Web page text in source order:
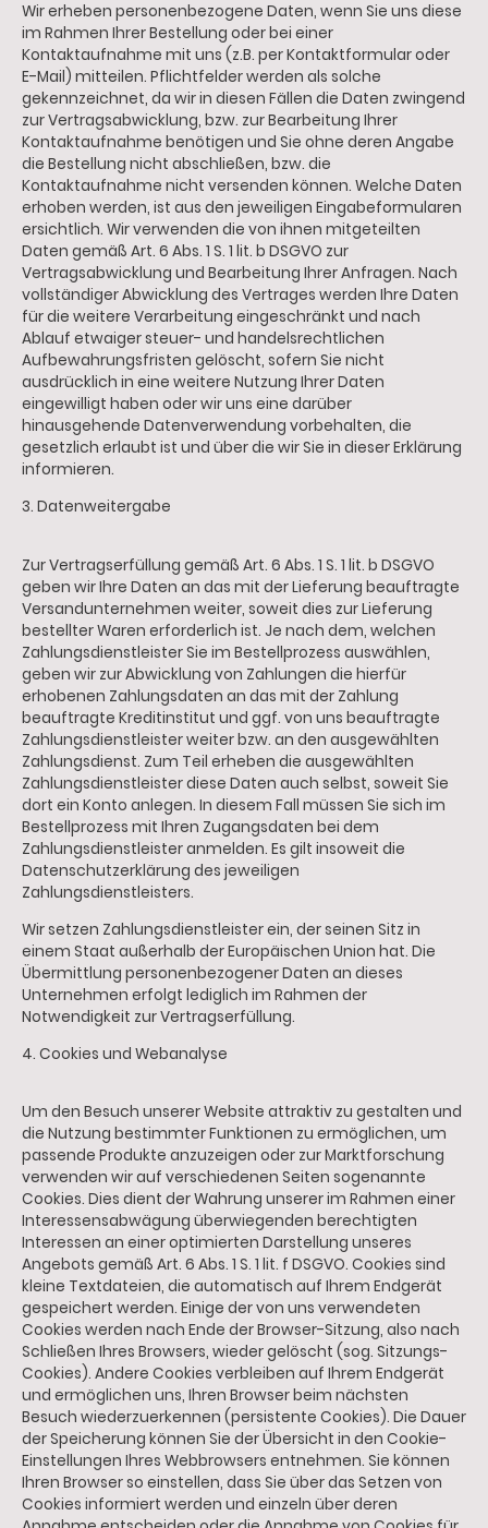
Wir erheben personenbezogene Daten, wenn Sie uns diese
im Rahmen Ihrer Bestellung oder bei einer
Kontaktaufnahme mit uns (z.B. per Kontaktformular oder
E-Mail) mitteilen. Pflichtfelder werden als solche
gekennzeichnet, da wir in diesen Fällen die Daten zwingend
zur Vertragsabwicklung, bzw. zur Bearbeitung Ihrer
Kontaktaufnahme benötigen und Sie ohne deren Angabe
die Bestellung nicht abschließen, bzw. die
Kontaktaufnahme nicht versenden können. Welche Daten
erhoben werden, ist aus den jeweiligen Eingabeformularen
ersichtlich. Wir verwenden die von ihnen mitgeteilten
Daten gemäß Art. 6 Abs. 1 S. 1 lit. b DSGVO zur
Vertragsabwicklung und Bearbeitung Ihrer Anfragen. Nach
vollständiger Abwicklung des Vertrages werden Ihre Daten
für die weitere Verarbeitung eingeschränkt und nach
Ablauf etwaiger steuer- und handelsrechtlichen
Aufbewahrungsfristen gelöscht, sofern Sie nicht
ausdrücklich in eine weitere Nutzung Ihrer Daten
eingewilligt haben oder wir uns eine darüber
hinausgehende Datenverwendung vorbehalten, die
gesetzlich erlaubt ist und über die wir Sie in dieser Erklärung
informieren.
3. Datenweitergabe
Zur Vertragserfüllung gemäß Art. 6 Abs. 1 S. 1 lit. b DSGVO
geben wir Ihre Daten an das mit der Lieferung beauftragte
Versandunternehmen weiter, soweit dies zur Lieferung
bestellter Waren erforderlich ist. Je nach dem, welchen
Zahlungsdienstleister Sie im Bestellprozess auswählen,
geben wir zur Abwicklung von Zahlungen die hierfür
erhobenen Zahlungsdaten an das mit der Zahlung
beauftragte Kreditinstitut und ggf. von uns beauftragte
Zahlungsdienstleister weiter bzw. an den ausgewählten
Zahlungsdienst. Zum Teil erheben die ausgewählten
Zahlungsdienstleister diese Daten auch selbst, soweit Sie
dort ein Konto anlegen. In diesem Fall müssen Sie sich im
Bestellprozess mit Ihren Zugangsdaten bei dem
Zahlungsdienstleister anmelden. Es gilt insoweit die
Datenschutzerklärung des jeweiligen
Zahlungsdienstleisters.
Wir setzen Zahlungsdienstleister ein, der seinen Sitz in
einem Staat außerhalb der Europäischen Union hat. Die
Übermittlung personenbezogener Daten an dieses
Unternehmen erfolgt lediglich im Rahmen der
Notwendigkeit zur Vertragserfüllung.
4. Cookies und Webanalyse
Um den Besuch unserer Website attraktiv zu gestalten und
die Nutzung bestimmter Funktionen zu ermöglichen, um
passende Produkte anzuzeigen oder zur Marktforschung
verwenden wir auf verschiedenen Seiten sogenannte
Cookies. Dies dient der Wahrung unserer im Rahmen einer
Interessensabwägung überwiegenden berechtigten
Interessen an einer optimierten Darstellung unseres
Angebots gemäß Art. 6 Abs. 1 S. 1 lit. f DSGVO. Cookies sind
kleine Textdateien, die automatisch auf Ihrem Endgerät
gespeichert werden. Einige der von uns verwendeten
Cookies werden nach Ende der Browser-Sitzung, also nach
Schließen Ihres Browsers, wieder gelöscht (sog. Sitzungs-
Cookies). Andere Cookies verbleiben auf Ihrem Endgerät
und ermöglichen uns, Ihren Browser beim nächsten
Besuch wiederzuerkennen (persistente Cookies). Die Dauer
der Speicherung können Sie der Übersicht in den Cookie-
Einstellungen Ihres Webbrowsers entnehmen. Sie können
Ihren Browser so einstellen, dass Sie über das Setzen von
Cookies informiert werden und einzeln über deren